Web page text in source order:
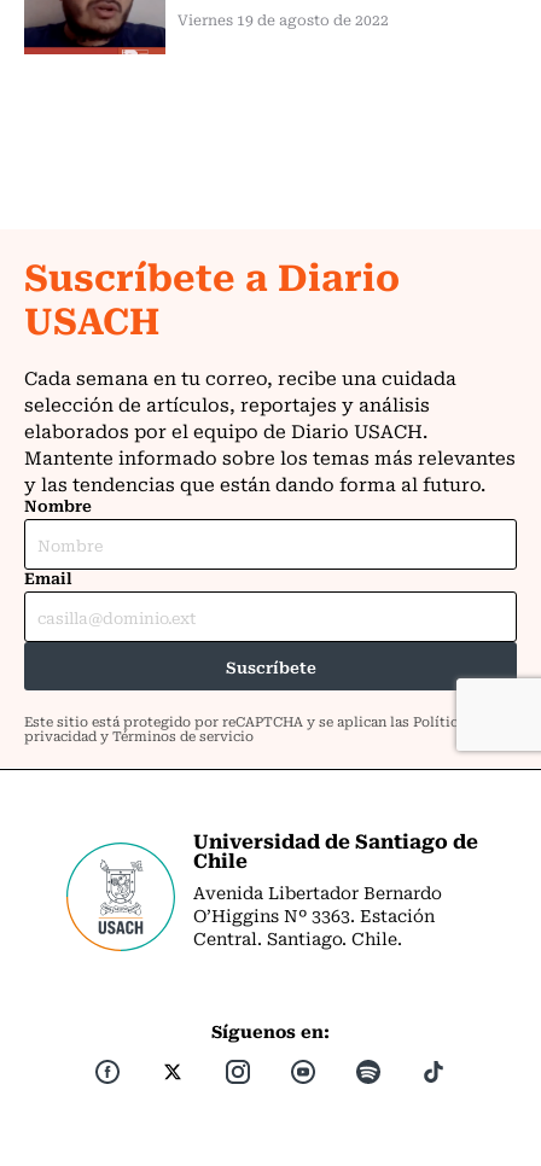
Viernes 19 de agosto de 2022
Universidad de Santiago de
Chile
Avenida Libertador Bernardo
O’Higgins Nº 3363. Estación
Central. Santiago. Chile.
Síguenos en: